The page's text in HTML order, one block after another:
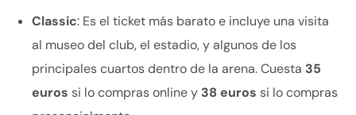
Classic: Es el ticket más barato e incluye una visita
al museo del club, el estadio, y algunos de los
principales cuartos dentro de la arena. Cuesta 35
euros si lo compras online y 38 euros si lo compras